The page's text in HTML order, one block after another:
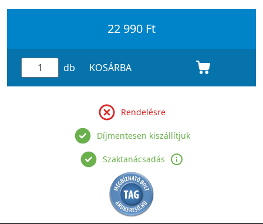
22 990 Ft
db KOSÁRBA
Rendelésre
Díjmentesen kiszállítjuk
Szaktanácsadás